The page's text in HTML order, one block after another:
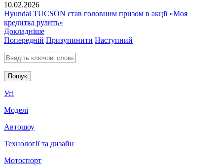
10.02.2026
Hyundai TUCSON став головним призом в акції «Моя
кредитка рулить»
Докладніше
Попередній Призупинити Наступний
Введіть ключові слова для пошуку
Усі
Моделі
Автошоу
Технології та дизайн
Мотоспорт